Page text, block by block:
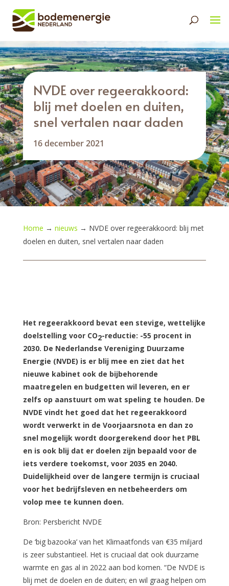
NVDE over regeerakkoord:
blij met doelen en duiten,
snel vertalen naar daden
16 december 2021
Home → nieuws → NVDE over regeerakkoord: blij met
doelen en duiten, snel vertalen naar daden
Het regeerakkoord bevat een stevige, wettelijke
doelstelling voor CO2-reductie: -55 procent in
2030. De Nederlandse Vereniging Duurzame
Energie (NVDE) is er blij mee en ziet dat het
nieuwe kabinet ook de bijbehorende
maatregelen en budgetten wil leveren, en er
zelfs op aanstuurt om wat speling te houden. De
NVDE vindt het goed dat het regeerakkoord
wordt verwerkt in de Voorjaarsnota en dan zo
snel mogelijk wordt doorgerekend door het PBL
en is ook blij dat er doelen zijn bepaald voor de
iets verdere toekomst, voor 2035 en 2040.
Duidelijkheid over de langere termijn is cruciaal
voor het bedrijfsleven en netbeheerders om
volop mee te kunnen doen.
Bron: Persbericht NVDE
De ‘big bazooka’ van het Klimaatfonds van €35 miljard
is zeer substantieel. Het is cruciaal dat ook duurzame
warmte en gas al in 2022 aan bod komen. “De NVDE is
blij met de doelen en de duiten; en wil graag helpen om